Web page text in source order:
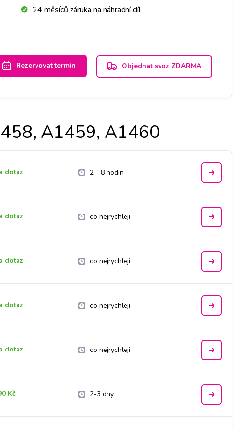
24 měsíců záruka na náhradní díl
Rezervovat termín Objednat svoz ZDARMA
A1459, A1460
dotaz 2 - 8 hodin
dotaz co nejrychleji
dotaz co nejrychleji
dotaz co nejrychleji
dotaz co nejrychleji
Kč 2-3 dny